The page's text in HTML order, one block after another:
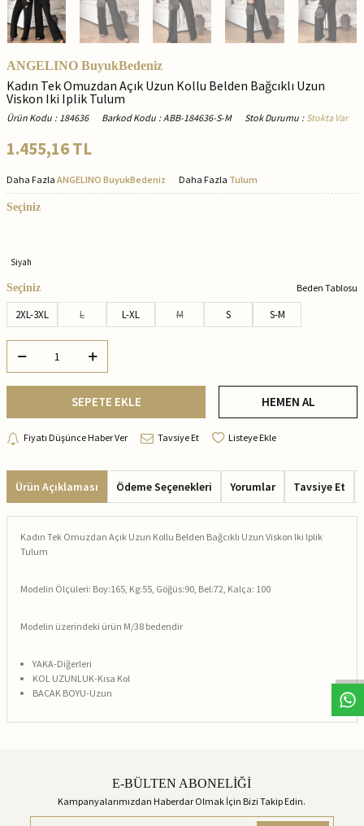
ANGELINO BuyukBedeniz
Kadın Tek Omuzdan Açık Uzun Kollu Belden Bağcıklı Uzun
Viskon Iki Iplik Tulum
Ürün Kodu : 184636 Barkod Kodu : ABB-184636-S-M Stok Durumu : Stokta Var
1.455,16TL
Daha Fazla ANGELINO BuyukBedeniz Daha Fazla Tulum
Seçiniz
Siyah
Seçiniz Beden Tablosu
2XL-3XL L L-XL M S S-M
SEPETE EKLE HEMEN AL
Fiyatı Düşünce Haber Ver Tavsiye Et Listeye Ekle
Ürün Açıklaması Ödeme Seçenekleri Yorumlar Tavsiye Et
Kadın Tek Omuzdan Açık Uzun Kollu Belden Bağcıklı Uzun Viskon Iki Iplik
Tulum
Modelin Ölçüleri: Boy:165, Kg:55, Göğüs:90, Bel:72, Kalça: 100
Modelin üzerindeki ürün M/38 bedendir
YAKA-Diğerleri
KOL UZUNLUK-Kısa Kol
BACAK BOYU-Uzun
E-BÜLTEN ABONELİĞİ
Kampanyalarımızdan Haberdar Olmak İçin Bizi Takip Edin.